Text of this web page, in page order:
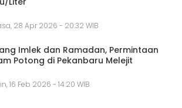
28 Apr 2026 - 20:32 WIB
Imlek dan Ramadan, Permintaan
Potong di Pekanbaru Melejit
16 Feb 2026 - 14:20 WIB